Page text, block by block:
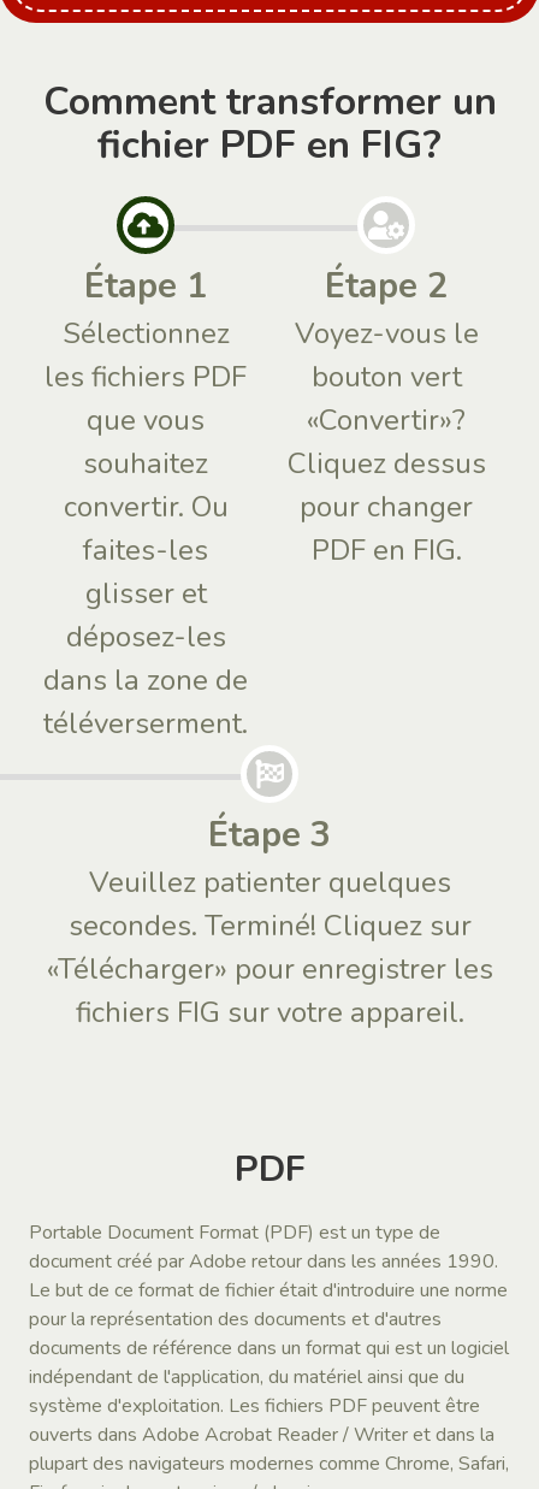
Comment transformer un
fichier PDF en FIG?
Étape 1
Sélectionnez
les fichiers PDF
que vous
souhaitez
convertir. Ou
faites-les
glisser et
déposez-les
dans la zone de
téléverserment.
Étape 2
Voyez-vous le
bouton vert
«Convertir»?
Cliquez dessus
pour changer
PDF en FIG.
Étape 3
Veuillez patienter quelques
secondes. Terminé! Cliquez sur
«Télécharger» pour enregistrer les
fichiers FIG sur votre appareil.
PDF
Portable Document Format (PDF) est un type de
document créé par Adobe retour dans les années 1990.
Le but de ce format de fichier était d'introduire une norme
pour la représentation des documents et d'autres
documents de référence dans un format qui est un logiciel
indépendant de l'application, du matériel ainsi que du
système d'exploitation. Les fichiers PDF peuvent être
ouverts dans Adobe Acrobat Reader / Writer et dans la
plupart des navigateurs modernes comme Chrome, Safari,